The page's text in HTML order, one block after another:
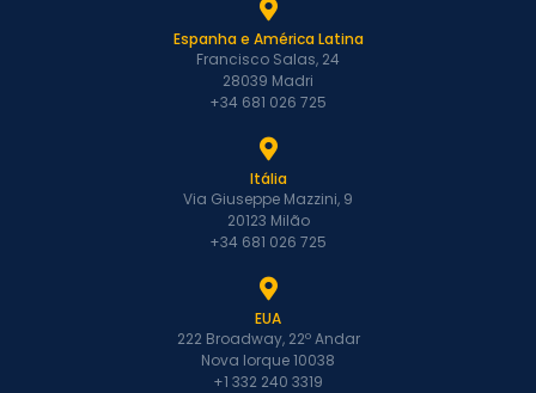
Espanha e América Latina
Francisco Salas, 24
28039 Madri
+34 681 026 725
Itália
Via Giuseppe Mazzini, 9
20123 Milão
+34 681 026 725
EUA
222 Broadway, 22º Andar
Nova Iorque 10038
+1 332 240 3319